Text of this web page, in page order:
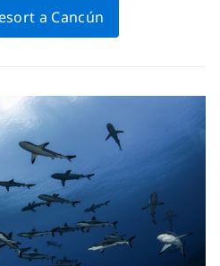
a Cancún